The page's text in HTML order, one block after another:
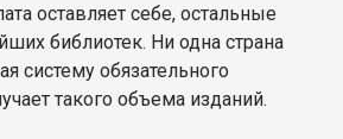
оставляет себе, остальные
библиотек. Ни одна страна
систему обязательного
такого объема изданий.